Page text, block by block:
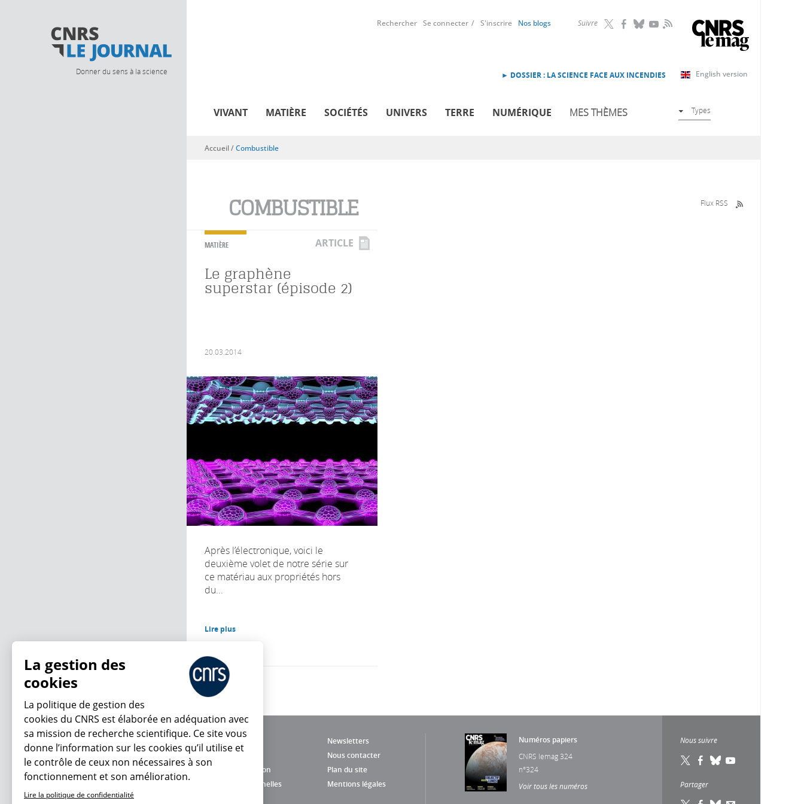
Donner du sens à la science
Suivre RSS
Rechercher Se connecter S'inscrire Nos blogs
English version
► DOSSIER : LA SCIENCE FACE AUX INCENDIES
VIVANT MATIÈRE SOCIÉTÉS UNIVERS TERRE NUMÉRIQUE MES THÈMES Types
Vous êtes ici
Accueil/Combustible
COMBUSTIBLE Flux RSS
MATIÈRE ARTICLE
Le graphène
superstar (épisode 2)
20.03.2014
Après l’électronique, voici le
deuxième volet de notre série sur
ce matériau aux propriétés hors
du...
Lire plus
Newsletters
Nous contacter
Charte d'utilisation
Plan du site
Données personnelles
Mentions légales
Numéros papiers
CNRS lemag 324
n°324
Voir tous les numéros
Nous suivre
Partager
En ce moment
La gestion des
cookies
La politique de gestion des
cookies du CNRS est élaborée en adéquation avec
sa mission de recherche scientifique. Ce site vous
donne l’information sur les cookies qu’il utilise et
le contrôle de ceux non nécessaires à son
fonctionnement et son amélioration.
Lire la politique de confidentialité